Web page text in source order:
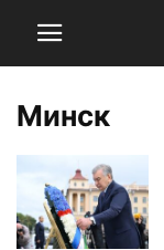
Минск